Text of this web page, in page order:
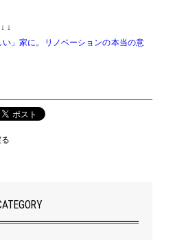
↓
い」家に。リノベーションの本当の意